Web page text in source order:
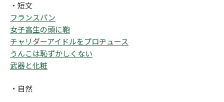
・短文
フランスパン
女子高生の頭に鞄
チャリダーアイドルをプロヂュース
うんこは恥ずかしくない
武器と化粧
・自然